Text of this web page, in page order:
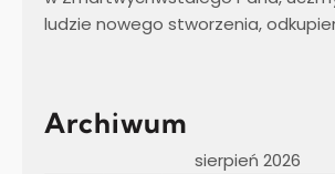
ludzie nowego stworzenia,
Archiwum
sierpień 2026